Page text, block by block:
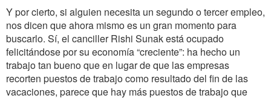
Y por cierto, si alguien necesita un segundo o tercer empleo,
nos dicen que ahora mismo es un gran momento para
buscarlo. Sí, el canciller Rishi Sunak está ocupado
felicitándose por su economía “creciente”: ha hecho un
trabajo tan bueno que en lugar de que las empresas
recorten puestos de trabajo como resultado del fin de las
vacaciones, parece que hay más puestos de trabajo que